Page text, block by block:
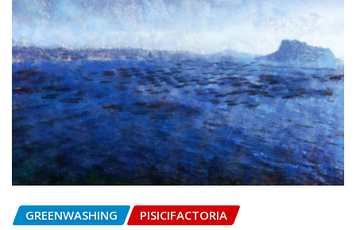
GREENWASHING PISICIFACTORIA